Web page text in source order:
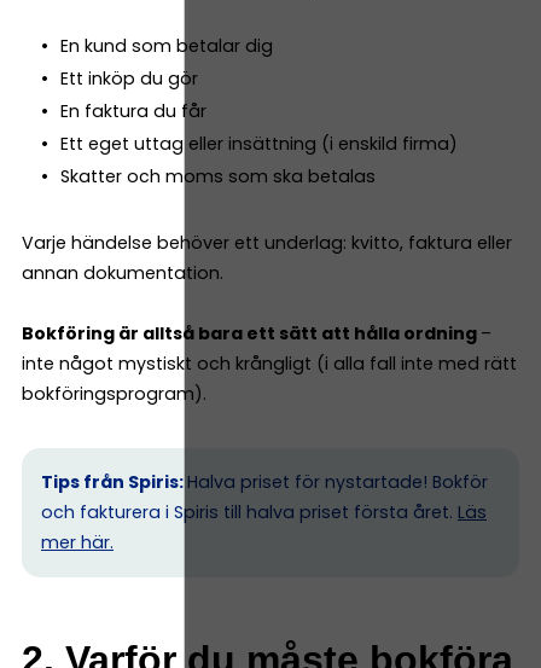
En kund som betalar dig
Ett inköp du gör
En faktura du får
Ett eget uttag eller insättning (i enskild firma)
Skatter och moms som ska betalas
Varje händelse behöver ett underlag: kvitto, faktura eller
annan dokumentation.
Bokföring är alltså bara ett sätt att hålla ordning –
inte något mystiskt och krångligt (i alla fall inte med rätt
bokföringsprogram).
Tips från Spiris: Halva priset för nystartade! Bokför
och fakturera i Spiris till halva priset första året. Läs
mer här.
2. Varför du måste bokföra